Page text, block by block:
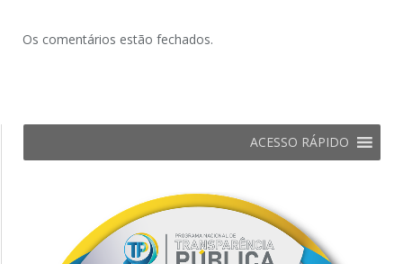
Os comentários estão fechados.
ACESSO RÁPIDO